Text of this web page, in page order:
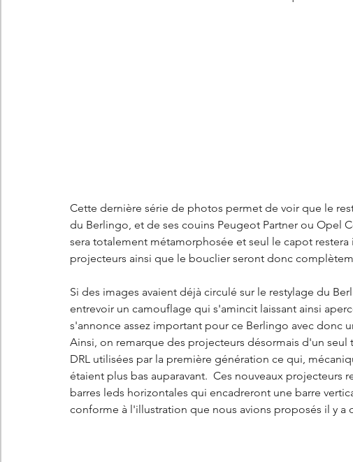
Cette dernière série de photos permet de voir que le
du Berlingo, et de ses couins Peugeot Partner ou Opel
sera totalement métamorphosée et seul le capot
projecteurs ainsi que le bouclier seront donc
Si des images avaient déjà circulé sur le restylage du
entrevoir un camouflage qui s'amincit laissant ainsi
s'annonce assez important pour ce Berlingo avec donc
Ainsi, on remarque des projecteurs désormais d'un
DRL utilisées par la première génération ce qui,
étaient plus bas auparavant.  Ces nouveaux
barres leds horizontales qui encadreront une barre
conforme à l'illustration que nous avions proposés il y a